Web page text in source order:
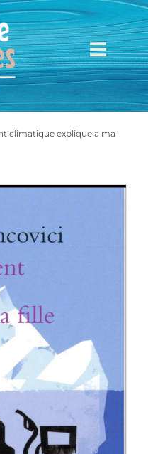
Accueil
Mieux nous connaître
Boutique
Mon compte
climatique explique a ma